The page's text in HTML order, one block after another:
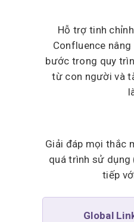
Hỗ trợ tinh
Confluence
bước trong quy
từ con người và
Giải đáp mọi thắc
quá trình sử
tiếp
Global